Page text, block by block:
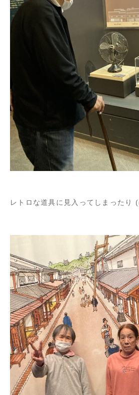
レトロな道具に見入ってしまった